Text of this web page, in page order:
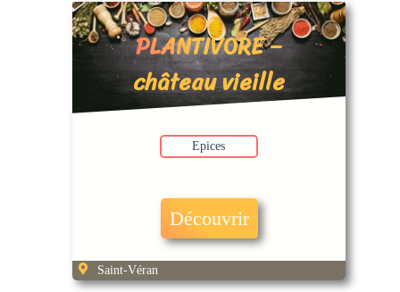
PLANTIVORE –
château vieille
ville
Epices
Découvrir
Saint-Véran